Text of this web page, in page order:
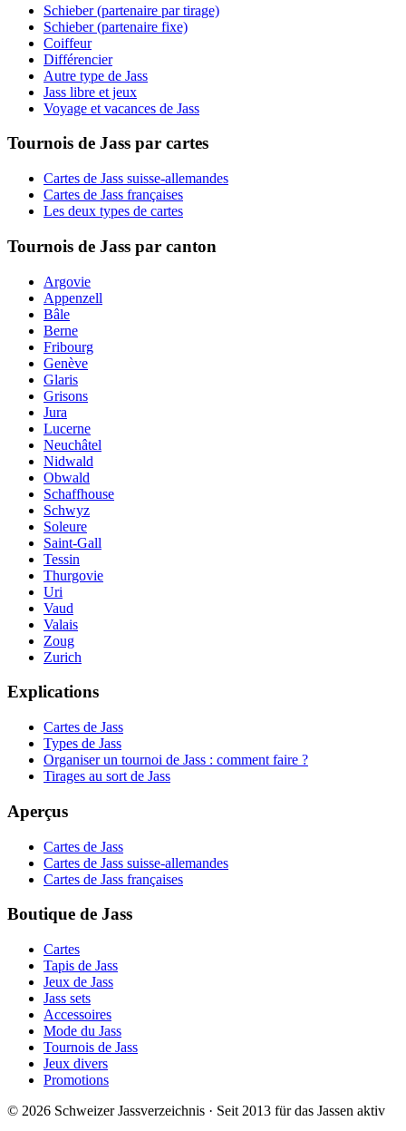
Schieber (partenaire par tirage)
Schieber (partenaire fixe)
Coiffeur
Différencier
Autre type de Jass
Jass libre et jeux
Voyage et vacances de Jass
Tournois de Jass par cartes
Cartes de Jass suisse-allemandes
Cartes de Jass françaises
Les deux types de cartes
Tournois de Jass par canton
Argovie
Appenzell
Bâle
Berne
Fribourg
Genève
Glaris
Grisons
Jura
Lucerne
Neuchâtel
Nidwald
Obwald
Schaffhouse
Schwyz
Soleure
Saint-Gall
Tessin
Thurgovie
Uri
Vaud
Valais
Zoug
Zurich
Explications
Cartes de Jass
Types de Jass
Organiser un tournoi de Jass : comment faire ?
Tirages au sort de Jass
Aperçus
Cartes de Jass
Cartes de Jass suisse-allemandes
Cartes de Jass françaises
Boutique de Jass
Cartes
Tapis de Jass
Jeux de Jass
Jass sets
Accessoires
Mode du Jass
Tournois de Jass
Jeux divers
Promotions
© 2026 Schweizer Jassverzeichnis · Seit 2013 für das Jassen aktiv